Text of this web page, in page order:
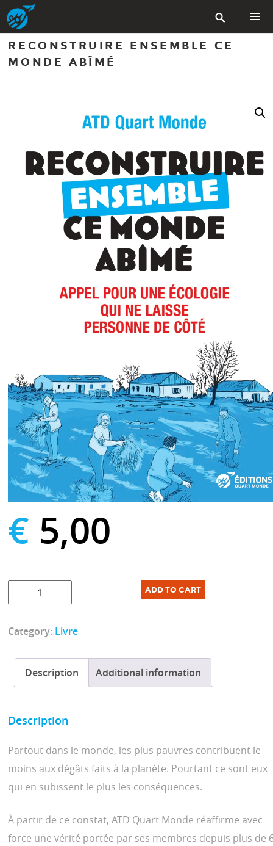
Aller
au
contenu
principal

MENU
RECONSTRUIRE ENSEMBLE CE
MONDE ABÎMÉ
€ 5,00
Reconstruire
ensemble
monde
quantity
ADD TO CART
Category: Livre
Description Additional information
Description
Partout dans le monde, les plus pauvres contribuent le
moins aux dégâts faits à la planète. Pourtant ce sont eux
qui en subissent le plus les conséquences.
À partir de ce constat, ATD Quart Monde réaffirme avec
force unevérité portée par ses membres depuis plus de